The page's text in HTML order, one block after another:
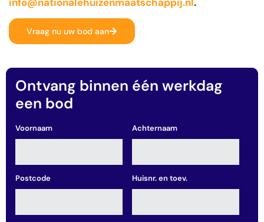
Vraag nu uw bod aan
Ontvang binnen één werkdag
een bod
Voornaam Achternaam
Postcode Huisnr. en toev.